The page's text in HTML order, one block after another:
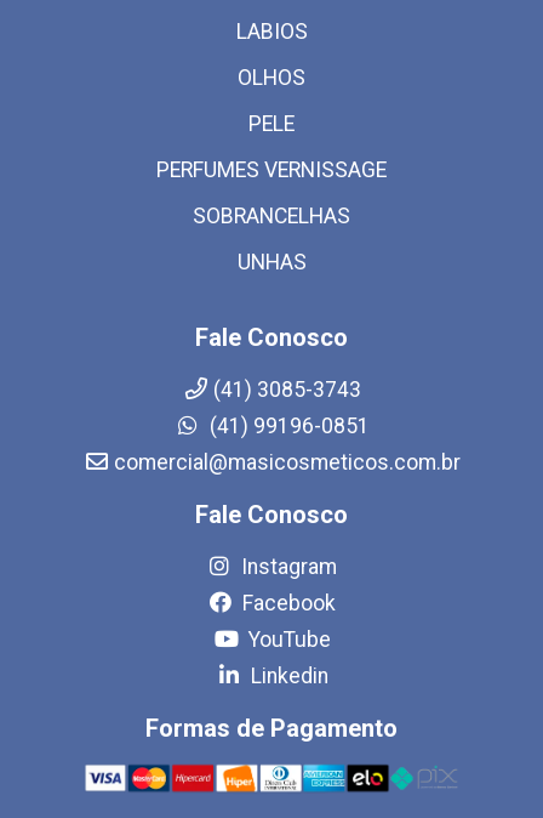
LABIOS
OLHOS
PELE
PERFUMES VERNISSAGE
SOBRANCELHAS
UNHAS
Fale Conosco
(41) 3085-3743
(41) 99196-0851
comercial@masicosmeticos.com.br
Fale Conosco
Instagram
Facebook
YouTube
Linkedin
Formas de Pagamento